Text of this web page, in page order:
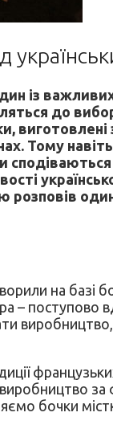
із
до
Тому
на базі
– поступово
бочки